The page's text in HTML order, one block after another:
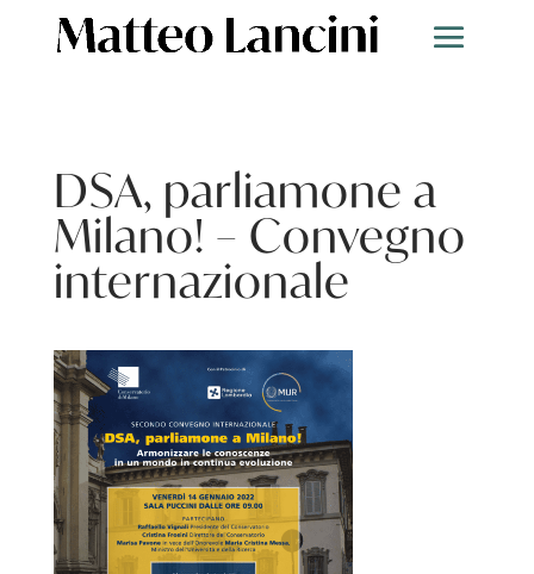
DSA, parliamone a
Milano! – Convegno
internazionale